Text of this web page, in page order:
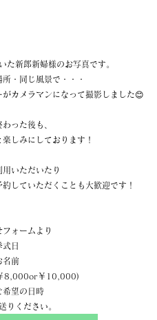
た新郎新婦様のお写真です。
・同じ風景で・・・
カメラマンになって撮影しました😊
った後も、
しみにしております！
いただいたり
していただくことも大歓迎です！
ォームより
式日
名前
8,000or￥10,000)
希望の日時
りください。